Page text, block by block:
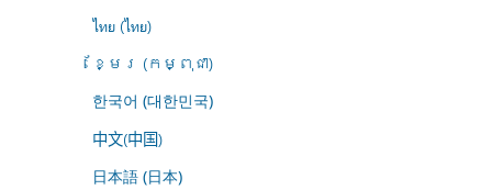
ไทย (ไทย)
ខ្មែរ (កម្ពុជា)
한국어 (대한민국)
中文(中国)
日本語 (日本)